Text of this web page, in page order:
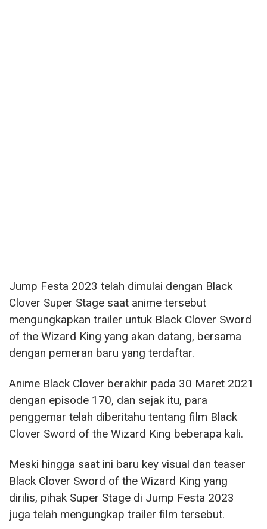
Jump Festa 2023 telah dimulai dengan Black
Clover Super Stage saat anime tersebut
mengungkapkan trailer untuk Black Clover Sword
of the Wizard King yang akan datang, bersama
dengan pemeran baru yang terdaftar.
Anime Black Clover berakhir pada 30 Maret 2021
dengan episode 170, dan sejak itu, para
penggemar telah diberitahu tentang film Black
Clover Sword of the Wizard King beberapa kali.
Meski hingga saat ini baru key visual dan teaser
Black Clover Sword of the Wizard King yang
dirilis, pihak Super Stage di Jump Festa 2023
juga telah mengungkap trailer film tersebut.